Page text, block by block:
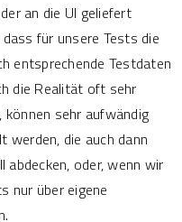
an die UI geliefert
für unsere Tests die
entsprechende Testdaten
die Realität oft sehr
können sehr aufwändig
werden, die auch dann
oder, wenn wir
nur über eigene